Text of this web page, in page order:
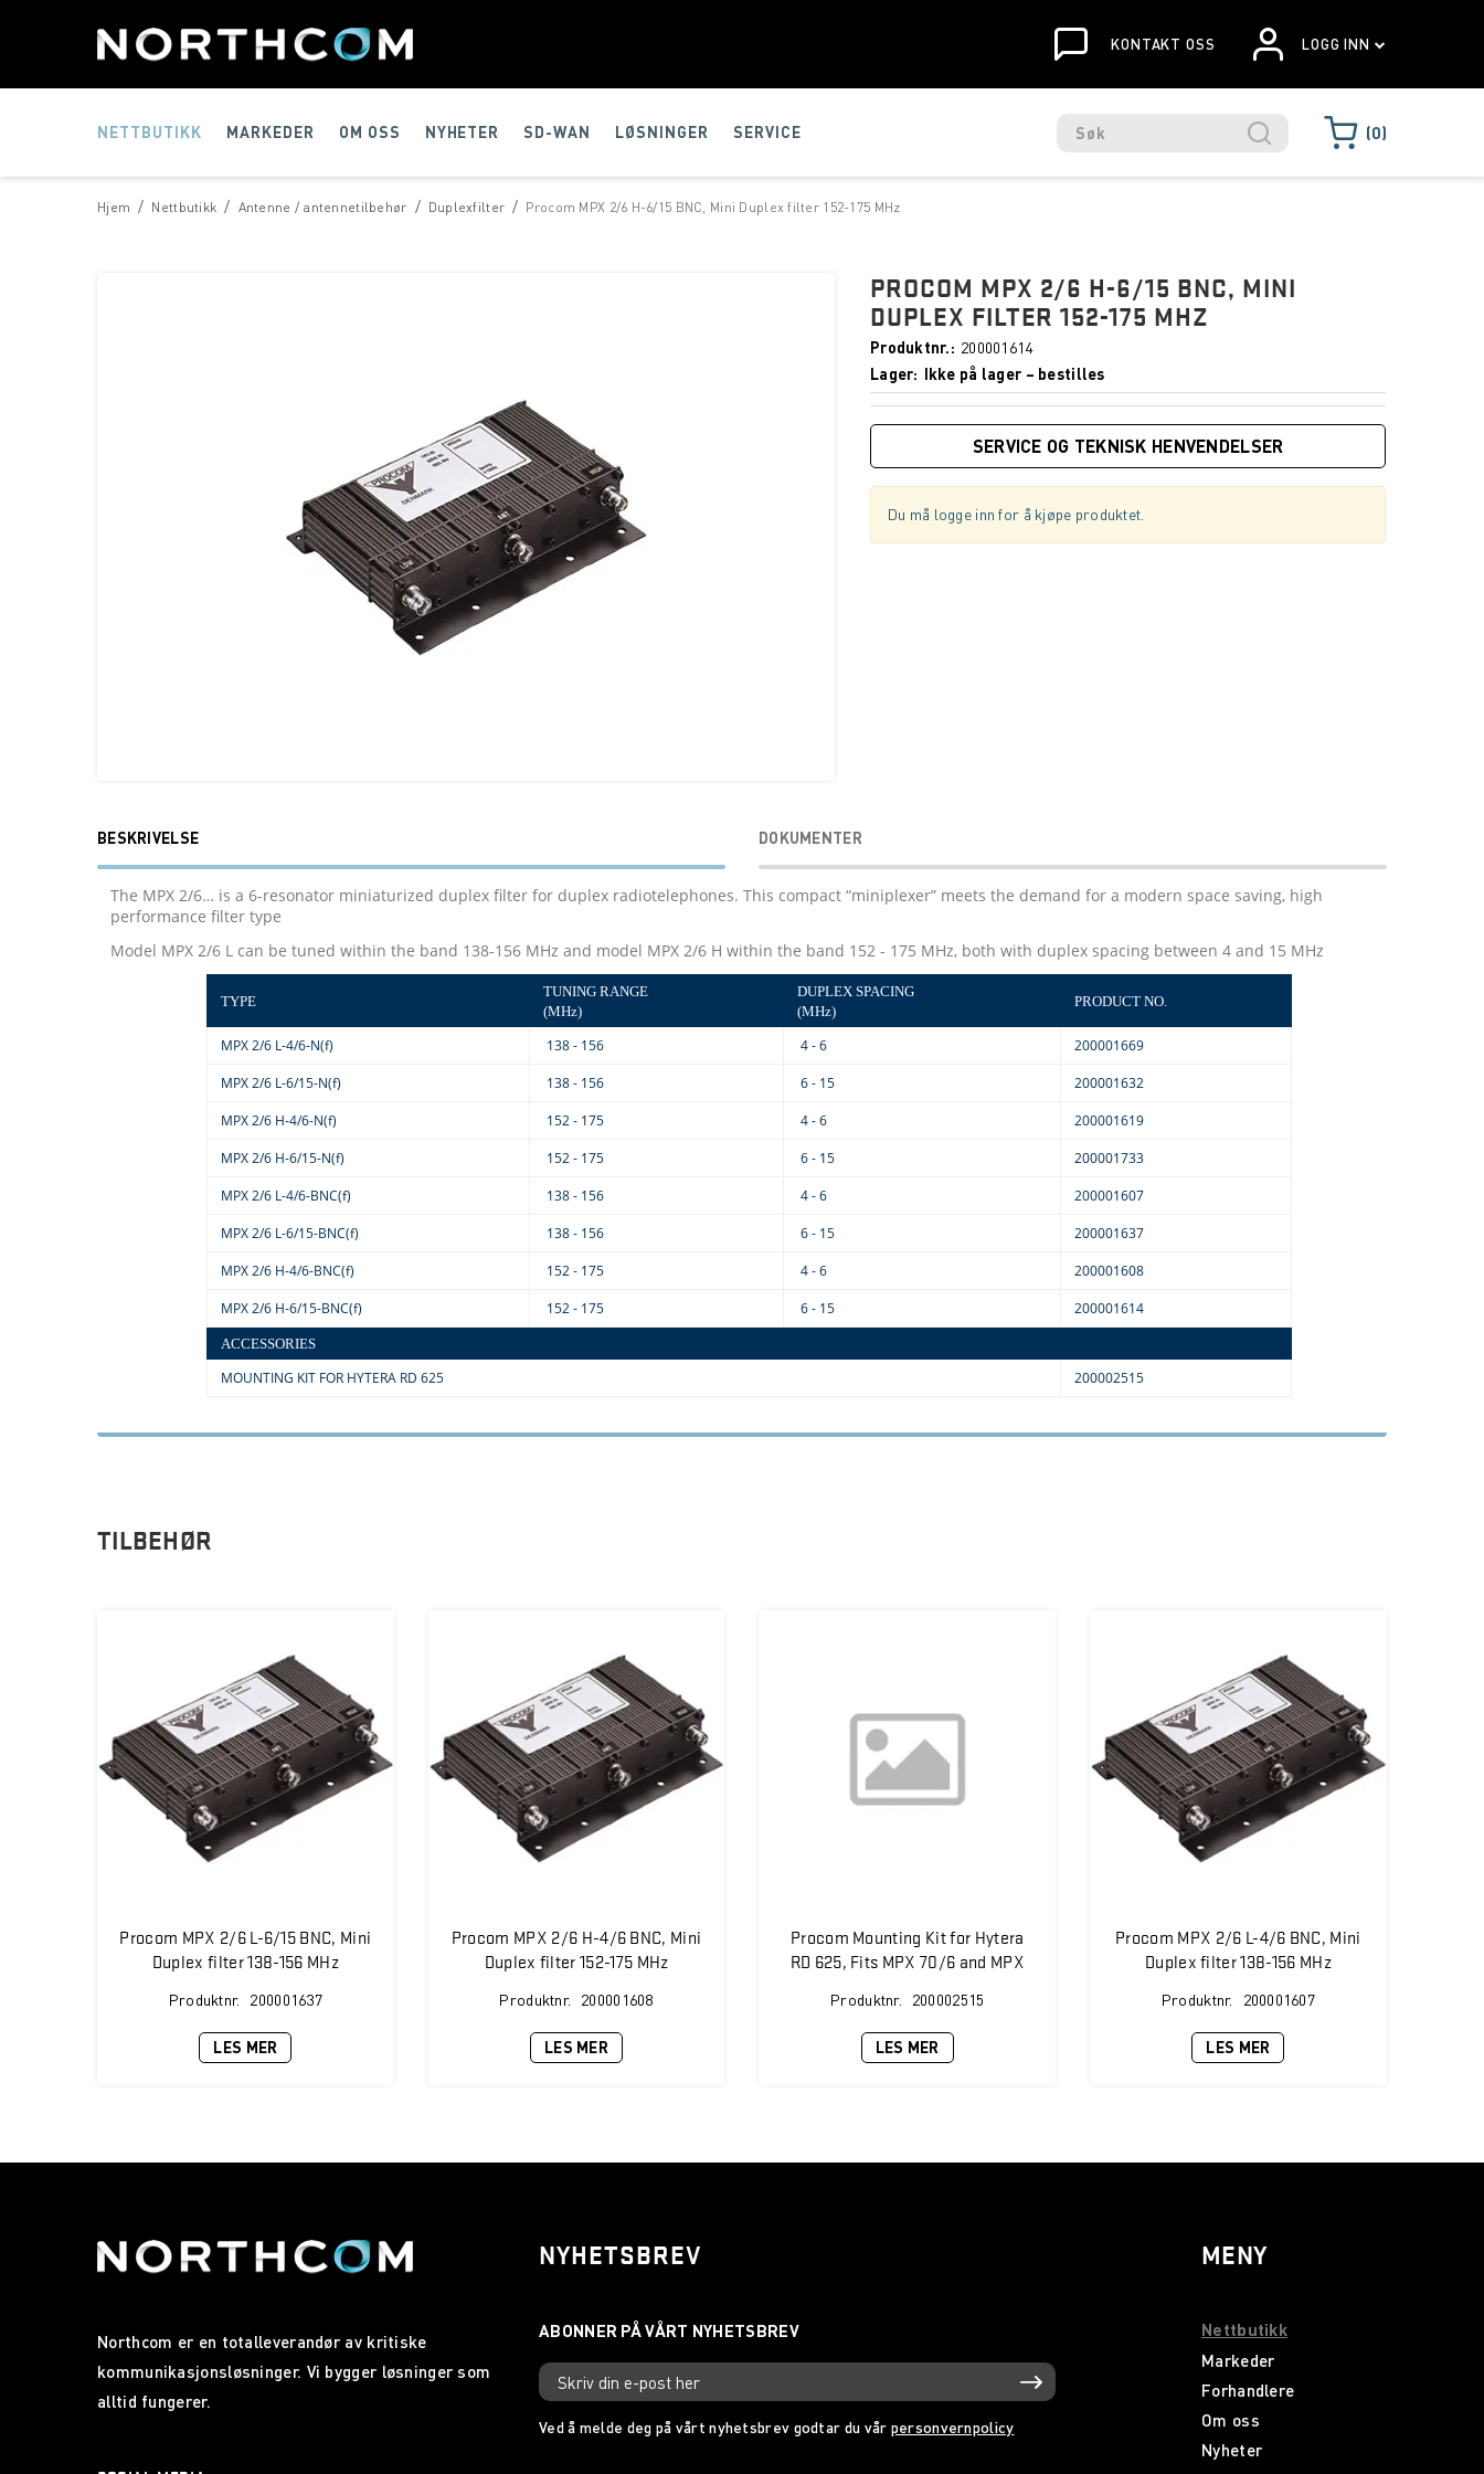
KONTAKT OSS LOGG INN
NETTBUTIKK MARKEDER OM OSS NYHETER SD-WAN LØSNINGER SERVICE 0
/
Hjem /
Nettbutikk /
Antenne / antennetilbehør /
Duplexfilter Procom MPX 2/6 H-6/15 BNC, Mini Duplex filter 152-175 MHz
PROCOM MPX 2/6 H-6/15 BNC, MINI
DUPLEX FILTER 152-175 MHZ
Produktnr.
200001614
Lager
Ikke på lager – bestilles
SERVICE OG TEKNISK HENVENDELSER
Du må logge inn for å kjøpe produktet.
BESKRIVELSE DOKUMENTER
The MPX 2/6… is a 6-resonator miniaturized duplex filter for duplex radiotelephones. This compact “miniplexer” meets the demand for a modern space saving, high
performance filter type
Model MPX 2/6 L can be tuned within the band 138-156 MHz and model MPX 2/6 H within the band 152 - 175 MHz, both with duplex spacing between 4 and 15 MHz
TYPE
TUNING RANGE
(MHz)
DUPLEX SPACING
(MHz)
PRODUCT NO.
MPX 2/6 L-4/6-N(f) 138 - 156 4 - 6
200001669
MPX 2/6 L-6/15-N(f)
138 - 156 6 - 15
200001632
MPX 2/6 H-4/6-N(f)
152 - 175 4 - 6
200001619
MPX 2/6 H-6/15-N(f)
152 - 175 6 - 15
200001733
MPX 2/6 L-4/6-BNC(f)
138 - 156 4 - 6
200001607
MPX 2/6 L-6/15-BNC(f)
138 - 156 6 - 15
200001637
MPX 2/6 H-4/6-BNC(f)
152 - 175 4 - 6
200001608
MPX 2/6 H-6/15-BNC(f)
152 - 175 6 - 15 200001614
ACCESSORIES
MOUNTING KIT FOR HYTERA RD 625 200002515
TILBEHØR
Procom MPX 2/6 L-6/15 BNC, Mini
Duplex filter 138-156 MHz
Produktnr. 200001637
LES MER
Procom MPX 2/6 H-4/6 BNC, Mini
Duplex filter 152-175 MHz
Produktnr. 200001608
LES MER
Procom Mounting Kit for Hytera
RD 625, Fits MPX 70/6 and MPX
Produktnr. 200002515
LES MER
Procom MPX 2/6 L-4/6 BNC, Mini
Duplex filter 138-156 MHz
Produktnr. 200001607
LES MER
Northcom er en totalleverandør av kritiske
kommunikasjonsløsninger. Vi bygger løsninger som
alltid fungerer.
NYHETSBREV
Ved å melde deg på vårt nyhetsbrev godtar du vår personvernpolicy
MENY
Nettbutikk
Markeder
Forhandlere
Om oss
Nyheter